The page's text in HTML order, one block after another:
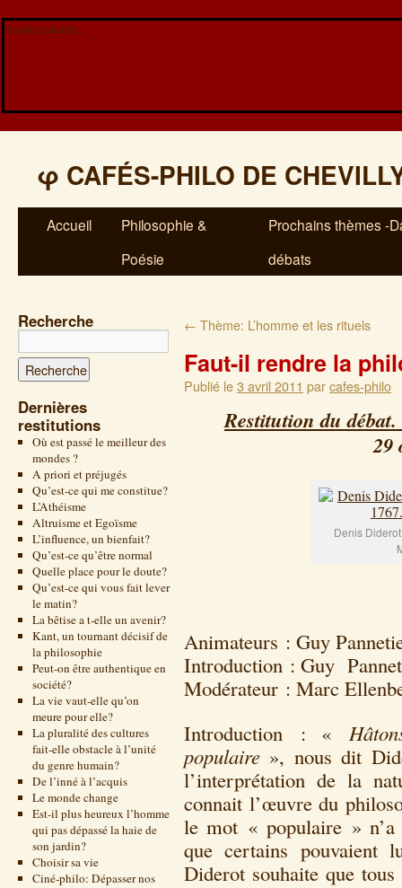
Veuillez patienter...
φ CAFÉS-PHILO DE
Accueil
Philosophie &
Poésie
Prochains thèmes -
débats
Recherche
Dernières
restitutions
Où est passé le meilleur des
mondes ?
A priori et préjugés
Qu’est-ce qui me constitue?
L’Athéisme
Altruisme et Egoïsme
L’influence, un bienfait?
Qu’est-ce qu’être normal
Quelle place pour le doute?
Qu’est-ce qui vous fait lever
le matin?
La bêtise a t-elle un avenir?
Kant, un tournant décisif de
la philosophie
Peut-on être authentique en
société?
La vie vaut-elle qu’on
meure pour elle?
La pluralité des cultures
fait-elle obstacle à l’unité
du genre humain?
De l’inné à l’acquis
Le monde change
Est-il plus heureux l’homme
qui pas dépassé la haie de
son jardin?
Choisir sa vie
Ciné-philo: Dépasser nos
← Thème: L’homme et les rituels
Faut-il rendre la
Publié le3 avril 2011 parcafes-philo
Restitution du
29
Denis
Animateurs : Guy
Introduction : Guy
Modérateur : Marc
Introduction : «
populaire », nous dit
l’interprétation de la
connait l’œuvre du
le mot « populaire » n’a
que certains
Diderot souhaite que